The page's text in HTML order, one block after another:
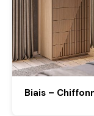
Biais –